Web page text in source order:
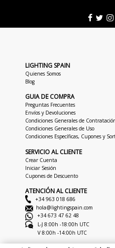
LIGHTING SPAIN
Quienes Somos
Blog
GUIA DE COMPRA
Preguntas Frecuentes
Envíos y Devoluciones
Condiciones Generales de
Condiciones Generales de Uso
Condiciones Específicas, Cupones y
SERVICIO AL CLIENTE
Crear Cuenta
Iniciar Sesión
Cupones de Descuento
ATENCIÓN AL CLIENTE
+34 963 018 686
hola@lightingspain.com
+34 673 47 62 48
L-J 8:00h -18:00h UTC
V 8:00h -14:00h UTC